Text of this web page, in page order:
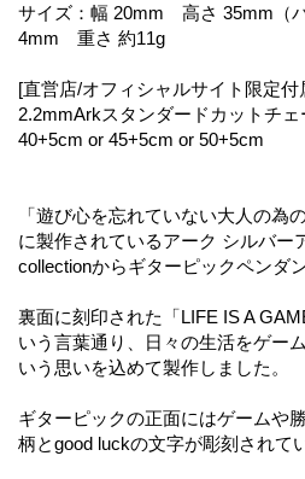
サイズ：幅 20mm 高さ 35mm（
4mm 重さ 約11g
[直営店/オフィシャルサイト限定付
2.2mmArkスタンダードカットチェ
40+5cm or 45+5cm or 50+5cm
「遊び心を忘れていない大人の為
に製作されているアーク シルバー
collectionからギターピックペンダ
裏面に刻印された「LIFE IS A
いう言葉通り、日々の生活をゲー
いう思いを込めて製作しました。
ギターピックの正面にはゲームや
柄とgood luckの文字が彫刻されて